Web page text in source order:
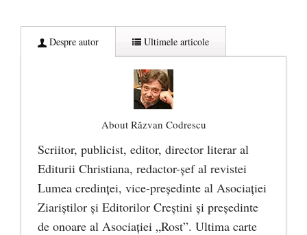
Despre autor Ultimele articole
About Răzvan Codrescu
Scriitor, publicist, editor, director literar al
Editurii Christiana, redactor-şef al revistei
Lumea credinţei, vice-preşedinte al Asociaţiei
Ziariştilor şi Editorilor Creştini şi preşedinte
de onoare al Asociaţiei „Rost”. Ultima carte